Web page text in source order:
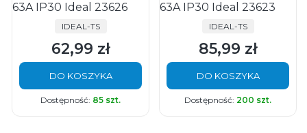
63A IP30 Ideal 23626
PRODUCENT
IDEAL-TS
Cena
62,99 zł
DO KOSZYKA
Dostępność: 85 szt.
63A IP30 Ideal 23623
PRODUCENT
IDEAL-TS
Cena
85,99 zł
DO KOSZYKA
Dostępność: 200 szt.